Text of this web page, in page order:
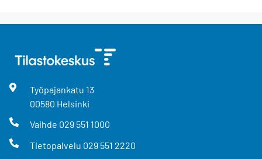
Työpajankatu 13
00580 Helsinki
Vaihde 029 551 1000
Tietopalvelu 029 551 2220